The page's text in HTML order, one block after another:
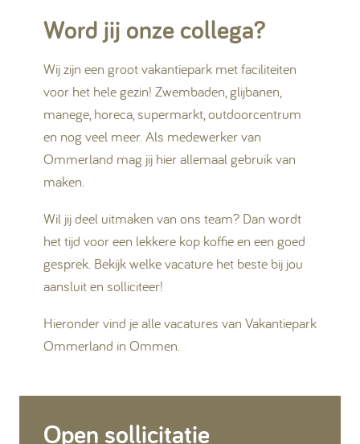
Word jij onze collega?
Wij zijn een groot vakantiepark met faciliteiten
voor het hele gezin! Zwembaden, glijbanen,
manege, horeca, supermarkt, outdoorcentrum
en nog veel meer. Als medewerker van
Ommerland mag jij hier allemaal gebruik van
maken.
Wil jij deel uitmaken van ons team? Dan wordt
het tijd voor een lekkere kop koffie en een goed
gesprek. Bekijk welke vacature het beste bij jou
aansluit en solliciteer!
Hieronder vind je alle vacatures van Vakantiepark
Ommerland in Ommen.
Open sollicitatie